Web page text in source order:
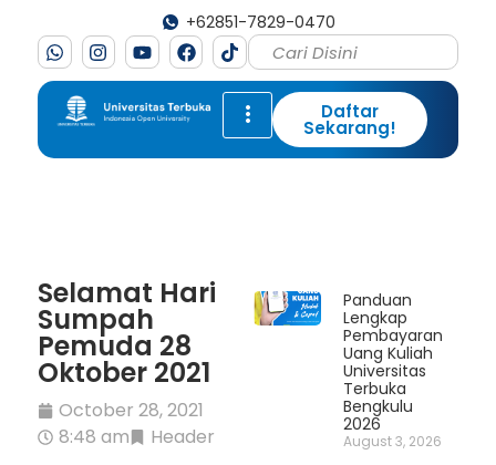
+62851-7829-0470
Daftar
Sekarang!
Selamat Hari
Sumpah
Pemuda 28
Oktober 2021
October 28, 2021
8:48 am
Header
Panduan
Lengkap
Pembayaran
Uang Kuliah
Universitas
Terbuka
Bengkulu
2026
August 3, 2026